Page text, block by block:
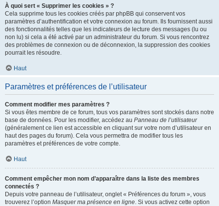
À quoi sert « Supprimer les cookies » ?
Cela supprime tous les cookies créés par phpBB qui conservent vos
paramètres d’authentification et votre connexion au forum. Ils fournissent aussi
des fonctionnalités telles que les indicateurs de lecture des messages (lu ou
non lu) si cela a été activé par un administrateur du forum. Si vous rencontrez
des problèmes de connexion ou de déconnexion, la suppression des cookies
pourrait les résoudre.
Haut
Paramètres et préférences de l’utilisateur
Comment modifier mes paramètres ?
Si vous êtes membre de ce forum, tous vos paramètres sont stockés dans notre
base de données. Pour les modifier, accédez au Panneau de l’utilisateur
(généralement ce lien est accessible en cliquant sur votre nom d’utilisateur en
haut des pages du forum). Cela vous permettra de modifier tous les
paramètres et préférences de votre compte.
Haut
Comment empêcher mon nom d’apparaître dans la liste des membres
connectés ?
Depuis votre panneau de l’utilisateur, onglet « Préférences du forum », vous
trouverez l’option Masquer ma présence en ligne. Si vous activez cette option